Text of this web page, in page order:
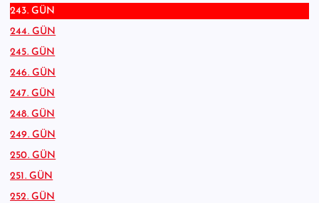
243. GÜN
244. GÜN
245. GÜN
246. GÜN
247. GÜN
248. GÜN
249. GÜN
250. GÜN
251. GÜN
252. GÜN